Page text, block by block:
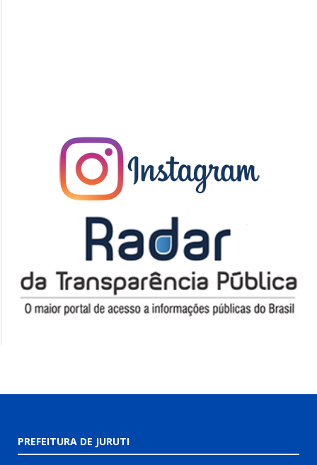
PREFEITURA DE JURUTI